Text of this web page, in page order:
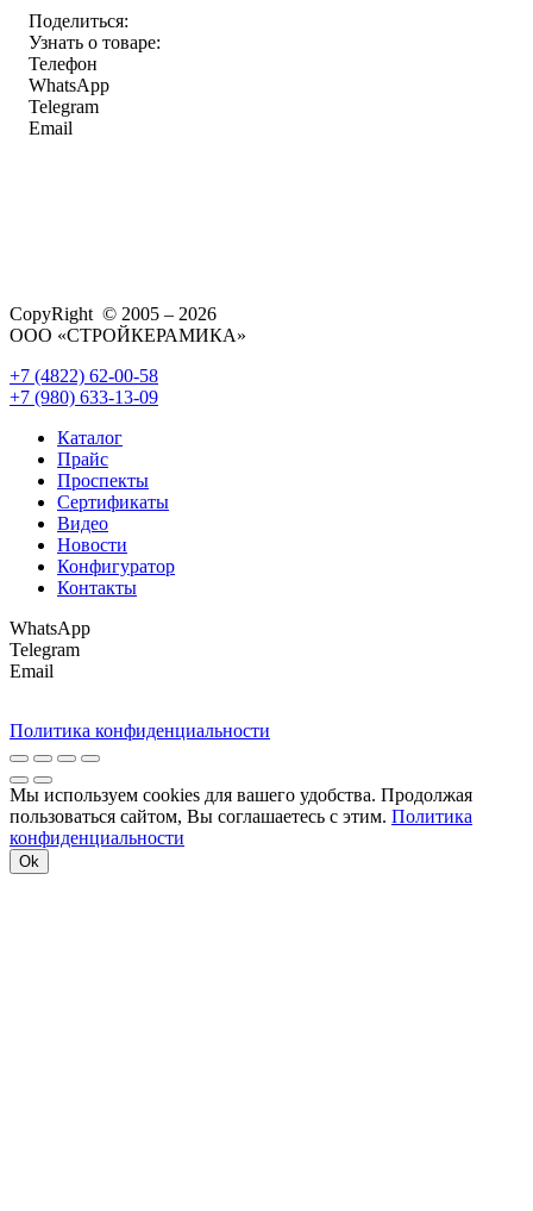
Поделиться:
Узнать о товаре:
Телефон
WhatsApp
Telegram
Email
CopyRight © 2005 – 2026
ООО «СТРОЙКЕРАМИКА»
+7 (4822) 62-00-58
+7 (980) 633-13-09
Каталог
Прайс
Проспекты
Сертификаты
Видео
Новости
Конфигуратор
Контакты
WhatsApp
Telegram
Email
Политика конфиденциальности
Мы используем cookies для вашего удобства. Продолжая
пользоваться сайтом, Вы соглашаетесь с этим. Политика
конфиденциальности
Ok